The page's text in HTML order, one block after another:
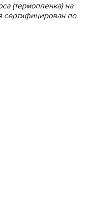
(термопленка) на
сертифицирован по